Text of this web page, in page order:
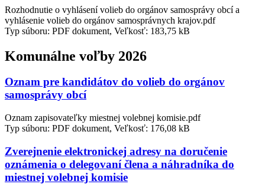
Rozhodnutie o vyhlásení volieb do orgánov samosprávy obcí a
vyhlásenie volieb do orgánov samosprávnych krajov.pdf
Typ súboru: PDF dokument, Veľkosť: 183,75 kB
Komunálne voľby 2026
Oznam pre kandidátov do volieb do orgánov
samosprávy obcí
Oznam zapisovateľky miestnej volebnej komisie.pdf
Typ súboru: PDF dokument, Veľkosť: 176,08 kB
Zverejnenie elektronickej adresy na doručenie
oznámenia o delegovaní člena a náhradníka do
miestnej volebnej komisie